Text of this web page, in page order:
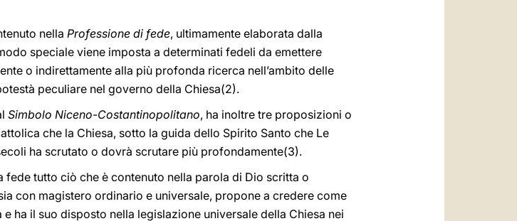
nella Professione di fede, ultimamente elaborata dalla
speciale viene imposta a determinati fedeli da emettere
o indirettamente alla più profonda ricerca nell’ambito delle
peculiare nel governo della Chiesa(2).
Simbolo Niceno-Costantinopolitano, ha inoltre tre proposizioni o
che la Chiesa, sotto la guida dello Spirito Santo che Le
ha scrutato o dovrà scrutare più profondamente(3).
tutto ciò che è contenuto nella parola di Dio scritta o
con magistero ordinario e universale, propone a credere come
ha il suo disposto nella legislazione universale della Chiesa nei